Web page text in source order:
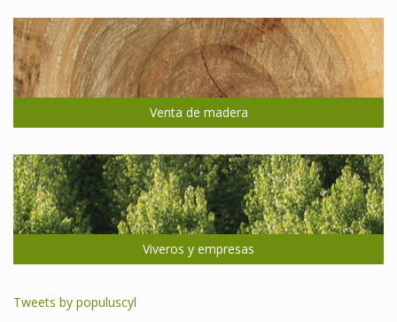
Venta de madera
Viveros y empresas
Tweets by populuscyl